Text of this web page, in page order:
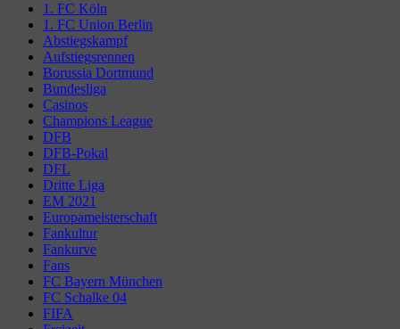
1. FC Köln
1. FC Union Berlin
Abstiegskampf
Aufstiegsrennen
Borussia Dortmund
Bundesliga
Casinos
Champions League
DFB
DFB-Pokal
DFL
Dritte Liga
EM 2021
Europameisterschaft
Fankultur
Fankurve
Fans
FC Bayern München
FC Schalke 04
FIFA